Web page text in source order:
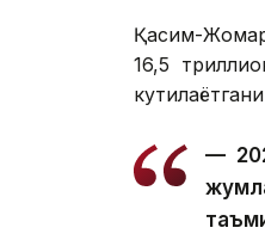
Қасим-
16,5
—